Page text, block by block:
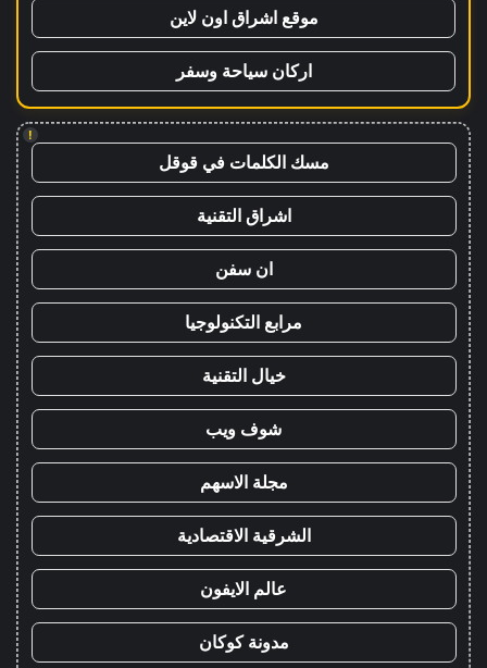
موقع اشراق اون لاين
اركان سياحة وسفر
!
مسك الكلمات في قوقل
اشراق التقنية
ان سفن
مرابع التكنولوجيا
خيال التقنية
شوف ويب
مجلة الاسهم
الشرقية الاقتصادية
عالم الايفون
مدونة كوكان